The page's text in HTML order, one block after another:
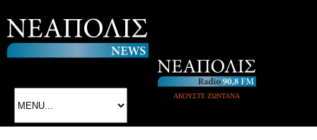
ΑΚΟΥΣΤΕ ΖΩΝΤΑΝΑ